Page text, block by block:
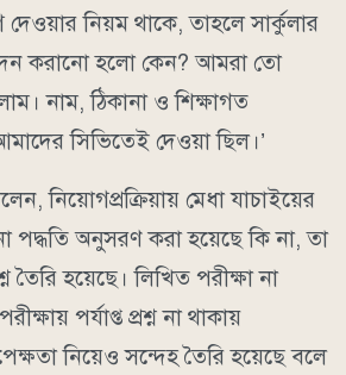
নিয়ম থাকে, তাহলে সার্কুলার
করানো হলো কেন? আমরা তো
নাম, ঠিকানা ও শিক্ষাগত
সিভিতেই দেওয়া ছিল।’
নিয়োগপ্রক্রিয়ায় মেধা যাচাইয়ের
পদ্ধতি অনুসরণ করা হয়েছে কি না, তা
তৈরি হয়েছে। লিখিত পরীক্ষা না
পর্যাপ্ত প্রশ্ন না থাকায়
নিয়েও সন্দেহ তৈরি হয়েছে বলে